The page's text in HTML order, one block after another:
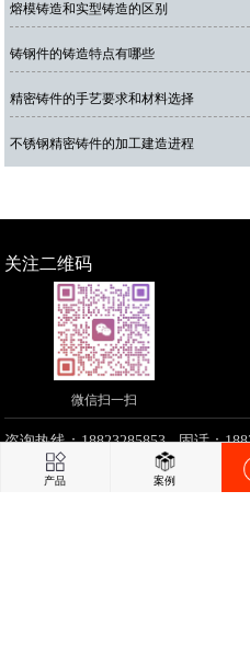
熔模铸造和实型铸造的区别
铸钢件的铸造特点有哪些
精密铸件的手艺要求和材料选择
不锈钢精密铸件的加工建造进程
关注二维码
微信扫一扫
咨询热线：18823285853 固话：
邮箱：18823285853@163.com 网
产品 案例